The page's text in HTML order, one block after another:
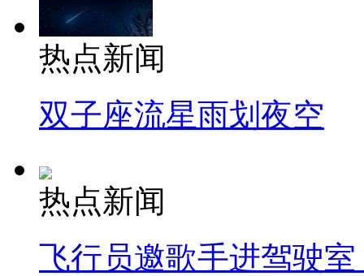
热点新闻
双子座流星雨划夜空
热点新闻
飞行员邀歌手进驾驶